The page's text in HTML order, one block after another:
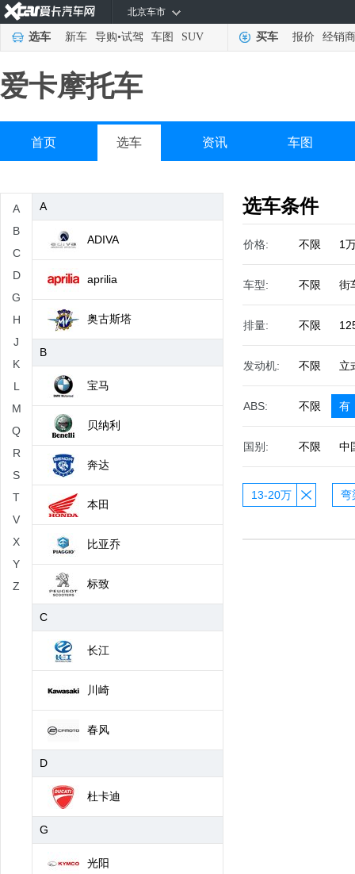
北京车市
选车 新车 导购•试驾 车图 SUV 买车 报价 经销商
爱卡摩托车
首页 选车 资讯 车图
A
B
C
D
G
H
J
K
L
M
Q
R
S
T
V
X
Y
Z
A
ADIVA
aprilia
奥古斯塔
B
宝马
贝纳利
奔达
本田
比亚乔
标致
C
长江
川崎
春风
D
杜卡迪
G
光阳
选车条件
价格: 不限 1
车型: 不限 街
排量: 不限
发动机: 不限 立
ABS: 不限 有
国别: 不限 中
13-20万 弯